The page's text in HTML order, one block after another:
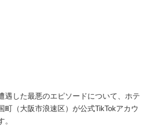
した最悪のエピソードについて、ホテ
町（大阪市浪速区）が公式TikTokアカウ